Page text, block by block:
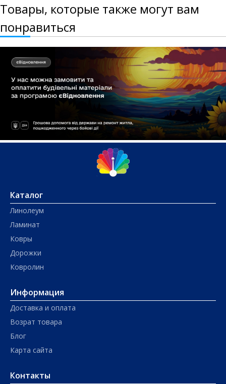
Товары, которые также могут вам
понравиться
Каталог
Линолеум
Ламинат
Ковры
Дорожки
Ковролин
Информация
Доставка и оплата
Возрат товара
Блог
Карта сайта
Контакты